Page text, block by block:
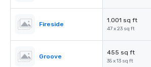
Fireside
1.001 sq ft
47 x 23 sq ft
Groove
455 sq ft
35 x 13 sq ft